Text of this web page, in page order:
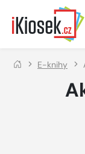
Přejít na hlavní
E-knihy